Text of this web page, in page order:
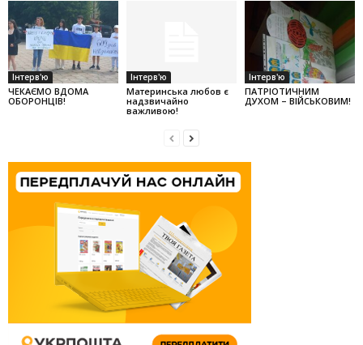
Інтерв'ю
ЧЕКАЄМО ВДОМА
ОБОРОНЦІВ!
Інтерв'ю
Материнська любов є
надзвичайно
важливою!
Інтерв'ю
ПАТРІОТИЧНИМ
ДУХОМ – ВІЙСЬКОВИМ!